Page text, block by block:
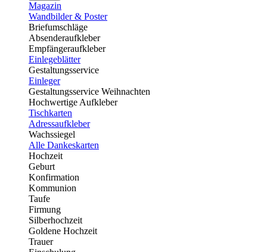
Magazin
Wandbilder & Poster
Briefumschläge
Absenderaufkleber
Empfängeraufkleber
Einlegeblätter
Gestaltungsservice
Einleger
Gestaltungsservice Weihnachten
Hochwertige Aufkleber
Tischkarten
Adressaufkleber
Wachssiegel
Alle Dankeskarten
Hochzeit
Geburt
Konfirmation
Kommunion
Taufe
Firmung
Silberhochzeit
Goldene Hochzeit
Trauer